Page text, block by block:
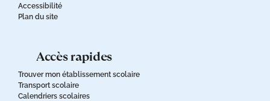
Accessibilité
Plan du site
accès rapides
Trouver mon établissement scolaire
Transport scolaire
Calendriers scolaires